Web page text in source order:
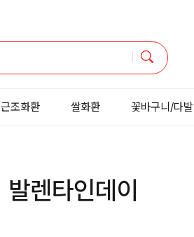
근조화환 쌀화환 꽃바구니/다발
발렌타인데이